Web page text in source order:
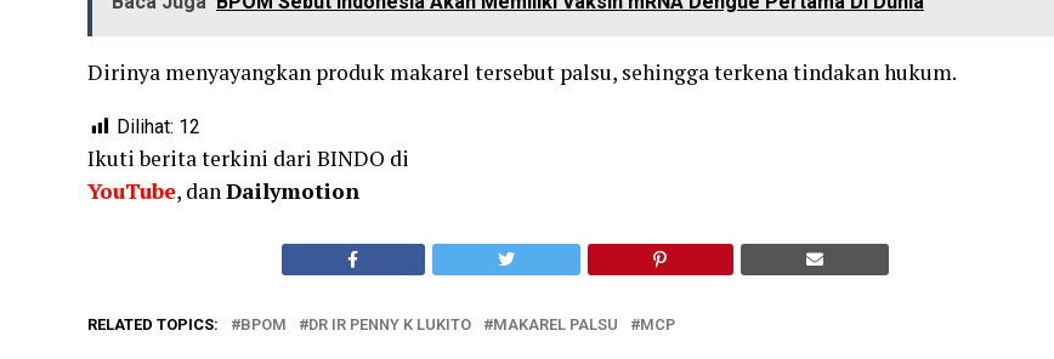
Dirinya menyayangkan produk makarel tersebut palsu, sehingga terkena tindakan hukum.
Dilihat: 12
Ikuti berita terkini dari BINDO di
YouTube, danDailymotion
RELATED TOPICS: BPOM DR IR PENNY K LUKITO MAKAREL PALSU MCP